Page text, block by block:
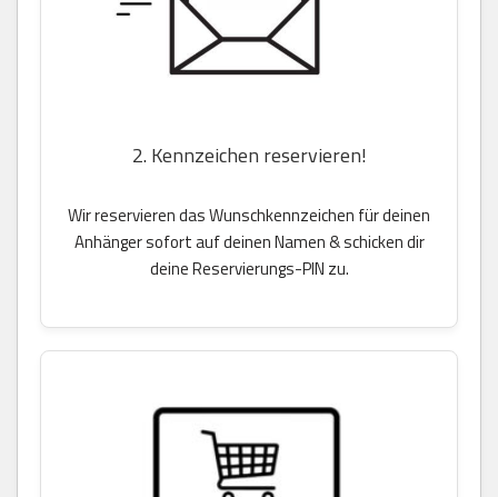
2. Kennzeichen reservieren!
Wir reservieren das Wunschkennzeichen für deinen
Anhänger sofort auf deinen Namen & schicken dir
deine Reservierungs-PIN zu.